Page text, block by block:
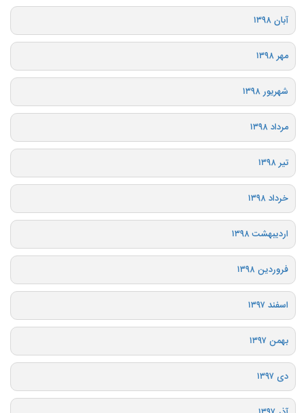
آبان ۱۳۹۸
مهر ۱۳۹۸
شهریور ۱۳۹۸
مرداد ۱۳۹۸
تیر ۱۳۹۸
خرداد ۱۳۹۸
اردیبهشت ۱۳۹۸
فروردین ۱۳۹۸
اسفند ۱۳۹۷
بهمن ۱۳۹۷
دی ۱۳۹۷